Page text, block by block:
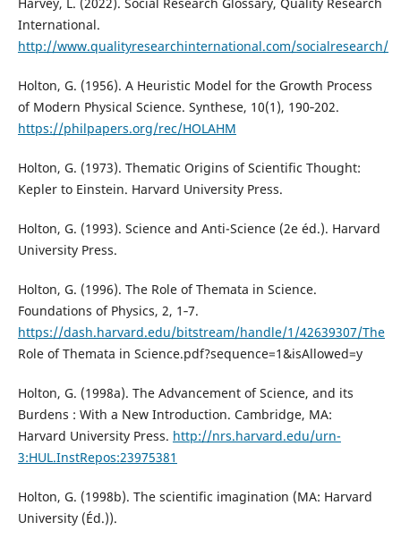
International.
http://www.qualityresearchinternational.com/socialresearch/
Holton, G. (1956). A Heuristic Model for the Growth Process
of Modern Physical Science. Synthese, 10(1), 190‑202.
https://philpapers.org/rec/HOLAHM
Holton, G. (1973). Thematic Origins of Scientific Thought:
Kepler to Einstein. Harvard University Press.
Holton, G. (1993). Science and Anti-Science (2e éd.). Harvard
University Press.
Holton, G. (1996). The Role of Themata in Science.
Foundations of Physics, 2, 1‑7.
https://dash.harvard.edu/bitstream/handle/1/42639307/The
Role of Themata in Science.pdf?sequence=1&isAllowed=y
Holton, G. (1998a). The Advancement of Science, and its
Burdens : With a New Introduction. Cambridge, MA:
Harvard University Press. http://nrs.harvard.edu/urn-
3:HUL.InstRepos:23975381
Holton, G. (1998b). The scientific imagination (MA: Harvard
University (Éd.)).